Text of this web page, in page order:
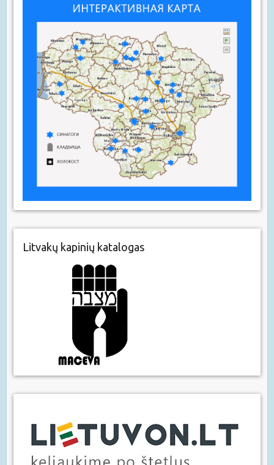
Litvakų kapinių katalogas